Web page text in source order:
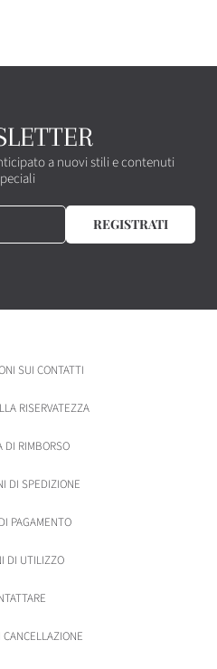
a nuovi stili e contenuti
REGISTRATI
SUI CONTATTI
RISERVATEZZA
DI RIMBORSO
DI SPEDIZIONE
PAGAMENTO
DI UTILIZZO